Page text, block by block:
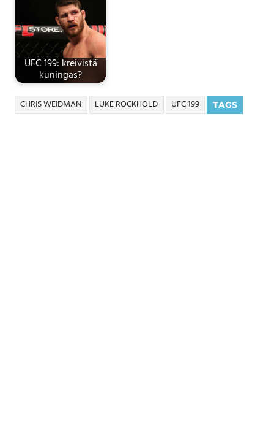
UFC 199: kreivistä
kuningas?
TAGS
CHRIS WEIDMAN LUKE ROCKHOLD UFC 199